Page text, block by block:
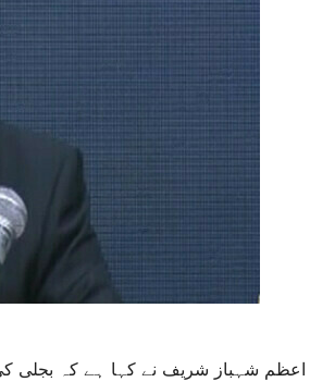
اعظم شہباز شریف نے کہا ہے کہ بجلی